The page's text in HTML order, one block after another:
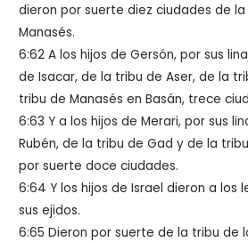
dieron por suerte diez ciudades de
Manasés.
6:62 A los hijos de Gersón, por sus
de Isacar, de la tribu de Aser, de la
tribu de Manasés en Basán, trece
6:63 Y a los hijos de Merari, por sus
Rubén, de la tribu de Gad y de la
por suerte doce ciudades.
6:64 Y los hijos de Israel dieron a los
sus ejidos.
6:65 Dieron por suerte de la tribu de